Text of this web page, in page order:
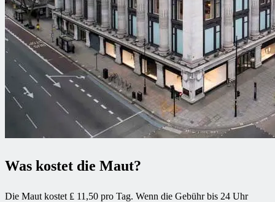
Was kostet die Maut?
Die Maut kostet ₤ 11,50 pro Tag. Wenn die Gebühr bis 24 Uhr